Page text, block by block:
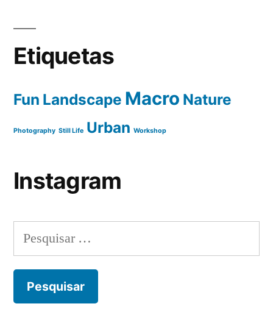
Etiquetas
Fun Landscape Macro Nature
Photography Still Life Urban Workshop
Instagram
Pesquisar
por: